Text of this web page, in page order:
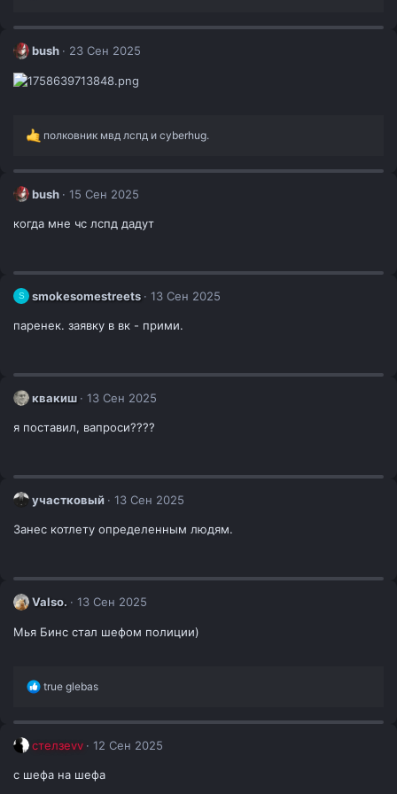
к
ц
и
bush 23 Сен 2025
Р
к
ц
и
полковник мвд лспд и cyberhug.
bush 15 Сен 2025
когда мне чс лспд дадут
S smokesomestreets 13 Сен 2025
паренек. заявку в вк - прими.
квакиш 13 Сен 2025
я поставил, вапроси????
участковый 13 Сен 2025
Занес котлету определенным людям.
Valso. 13 Сен 2025
Мья Бинс стал шефом полиции)
Р
к
ц
и
:
true glebas
стелзеvv 12 Сен 2025
с шефа на шефа